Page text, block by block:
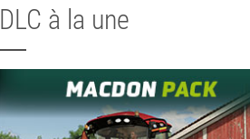
DLC à la une